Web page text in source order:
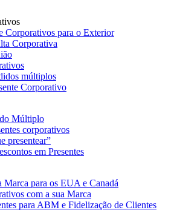
Corporativos para o Exterior
Corporativa
múltiplos
Corporativo
Múltiplo
corporativos
presentear”
em Presentes
Marca para os EUA e Canadá
com a sua Marca
para ABM e Fidelização de Clientes